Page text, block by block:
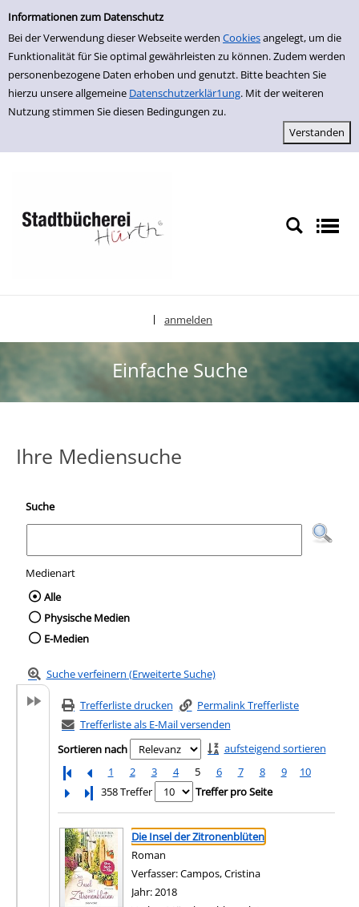
Einfache Suche
Informationen zum Datenschutz
Bei der Verwendung dieser Webseite werden Cookiesangelegt, um die
Funktionalität für Sie optimal gewährleisten zu können. Zudem werden
personenbezogene Daten erhoben und genutzt. Bitte beachten Sie
hierzu unsere allgemeine Datenschutzerklär1ung. Mit der weiteren
Nutzung stimmen Sie diesen Bedingungen zu.
zur Navigation springen
zum Inhalt springen
Zu den Suchfiltern springen
Zur Trefferliste springen
anmelden
Einfache Suche
Ihre Mediensuche
Suche
Medienart
Wählen Sie die Medienart nach der Sie
Alle
Physische Medien
E-Medien
Suche verfeinern (Erweiterte Suche)
Trefferliste drucken
Permalink Trefferliste
Trefferliste als E-Mail versenden
Sortieren nach
aufsteigend sortieren
1
2 3 4 5 6 7 8 9
10
Letzte Seite
358 Treffer Treffer pro Seite
Suchergebnis
Zu den Suchfiltern springen
Die Insel der Zitronenblüten
Roman
Verfasser:Campos, Cristina
Jahr:2018